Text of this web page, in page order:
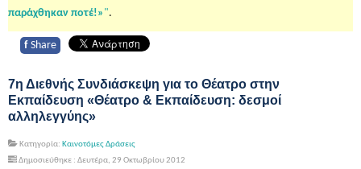
παράχθηκαν ποτέ!» ".
f Share
7η Διεθνής Συνδιάσκεψη για το Θέατρο στην
Εκπαίδευση «Θέατρο & Εκπαίδευση: δεσμοί
αλληλεγγύης»
Κατηγορία: Καινοτόμες Δράσεις
Δημοσιεύθηκε : Δευτέρα, 29 Οκτωβρίου 2012